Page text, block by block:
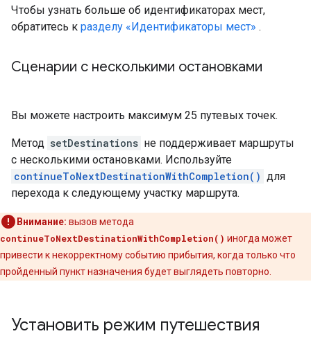
Чтобы узнать больше об идентификаторах мест,
обратитесь к разделу «Идентификаторы мест» .
Сценарии с несколькими остановками
Вы можете настроить максимум 25 путевых точек.
Метод setDestinations не поддерживает маршруты
с несколькими остановками. Используйте
continueToNextDestinationWithCompletion() для
перехода к следующему участку маршрута.
Внимание: вызов метода
continueToNextDestinationWithCompletion() иногда может
привести к некорректному событию прибытия, когда только что
пройденный пункт назначения будет выглядеть повторно.
Установить режим путешествия